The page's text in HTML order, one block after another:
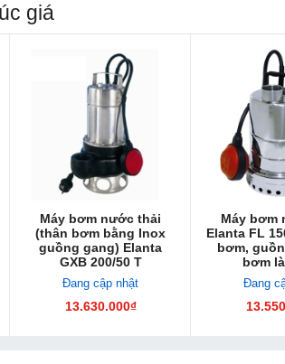
giá
Máy bơm nước thải
(thân bơm bằng Inox
guồng gang) Elanta
GXB 200/50 T
Đang cập nhật
13.630.000₫
Máy bơm
Elanta FL
bơm,
bơm
Đang